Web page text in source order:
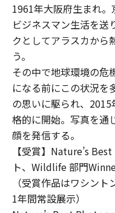
1961年大阪府生まれ。
ビジネスマン生活を送
クとしてアラスカから
う。
その中で地球環境の危
になる前にこの状況を
の思いに駆られ、
格的に開始。写真を通
顔を発信する。
【受賞】Nature’s
ト、Wildlife 部門
（受賞作品はワシン
1年間常設展示）